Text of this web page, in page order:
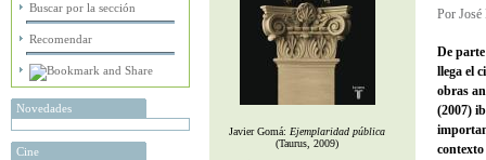
Buscar por la sección
Recomendar
Novedades
Cine
Javier Gomá: Ejemplaridad pública
(Taurus, 2009)
Por José
De
llega el
obras
(2007)